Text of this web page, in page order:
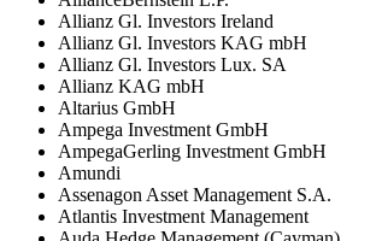
Allianz Gl. Investors Ireland
Allianz Gl. Investors KAG mbH
Allianz Gl. Investors Lux. SA
Allianz KAG mbH
Altarius GmbH
Ampega Investment GmbH
AmpegaGerling Investment GmbH
Amundi
Assenagon Asset Management S.A.
Atlantis Investment Management